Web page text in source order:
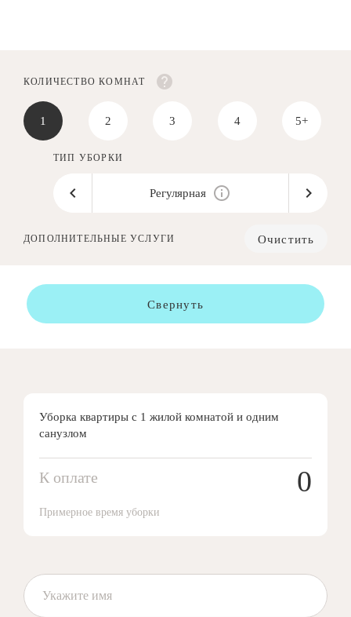
КОЛИЧЕСТВО КОМНАТ
1 2 3 4 5+
ТИП УБОРКИ
Регулярная
ДОПОЛНИТЕЛЬНЫЕ УСЛУГИ Очистить
Свернуть
Уборка квартиры с 1 жилой комнатой и одним
санузлом
К оплате 0
Примерное время уборки